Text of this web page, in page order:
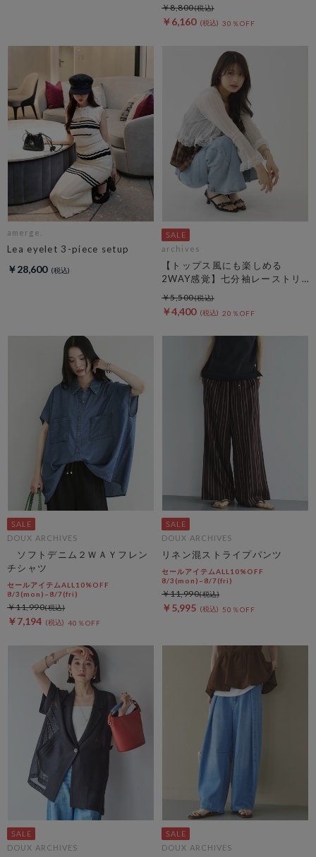
￥6,160 30％OFF
￥8,800
amerge.
Lea eyelet 3-piece setup
￥28,600
archives
【トップス風にも楽しめる
2WAY感覚】七分袖レーストリ
ム透かしニットカーディガン
￥4,400 20％OFF
￥5,500
DOUX ARCHIVES
ソフトデニム２ＷＡＹフレン
チシャツ
セールアイテムALL10%OFF
8/3(mon)~8/7(fri)
￥7,194 40％OFF
￥11,990
DOUX ARCHIVES
リネン混ストライプパンツ
セールアイテムALL10%OFF
8/3(mon)~8/7(fri)
￥5,995 50％OFF
￥11,990
DOUX ARCHIVES DOUX ARCHIVES